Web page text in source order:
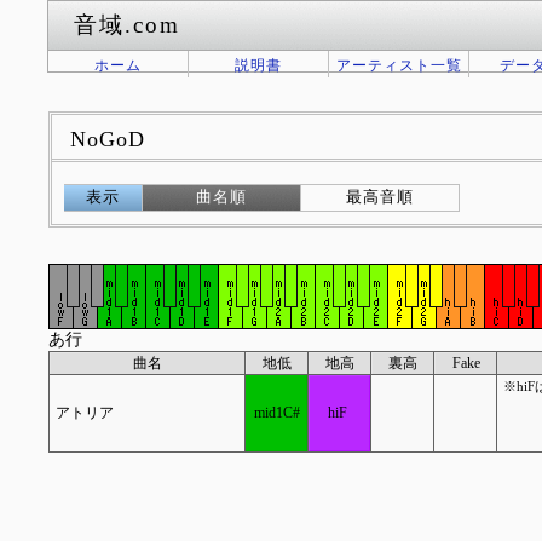
音域.com
ホーム 説明書 アーティスト一覧 デー
NoGoD
表示 曲名順 最高音順
あ行
曲名 地低 地高 裏高 Fake
アトリア mid1C# hiF
※hiF